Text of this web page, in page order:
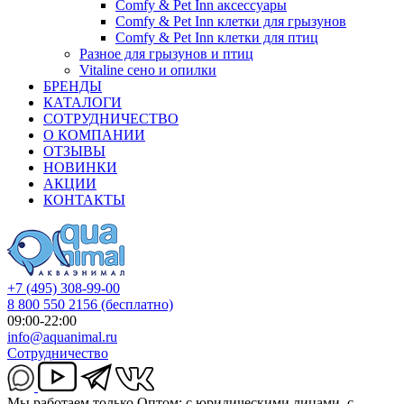
Comfy & Pet Inn аксессуары
Comfy & Pet Inn клетки для грызунов
Comfy & Pet Inn клетки для птиц
Разное для грызунов и птиц
Vitaline сено и опилки
БРЕНДЫ
КАТАЛОГИ
СОТРУДНИЧЕСТВО
О КОМПАНИИ
ОТЗЫВЫ
НОВИНКИ
АКЦИИ
КОНТАКТЫ
+7 (495) 308-99-00
8 800 550 2156 (бесплатно)
09:00-22:00
info@aquanimal.ru
Сотрудничество